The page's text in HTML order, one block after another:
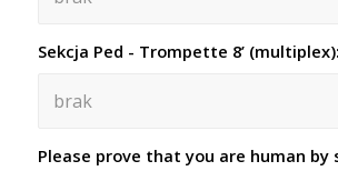
Sekcja Ped - Trompette 8’ (multiplex):
Please prove that you are human by